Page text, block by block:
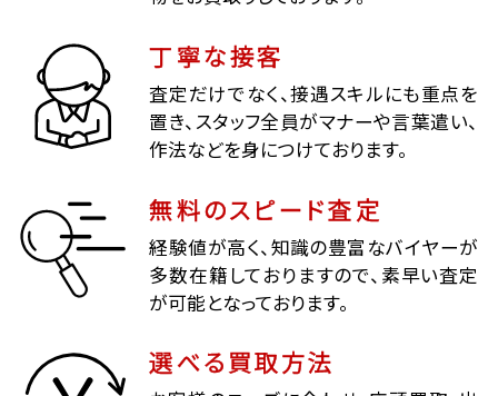
丁寧な接客
査定だけでなく、接遇スキルにも重点を
置き、スタッフ全員がマナーや言葉遣い、
作法などを身につけております。
無料のスピード査定
経験値が高く、知識の豊富なバイヤーが
多数在籍しておりますので、素早い査定
が可能となっております。
選べる買取方法